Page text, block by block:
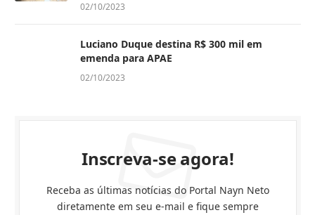
02/10/2023
Luciano Duque destina R$ 300 mil em
emenda para APAE
02/10/2023
Inscreva-se agora!
Receba as últimas notícias do Portal Nayn Neto
diretamente em seu e-mail e fique sempre